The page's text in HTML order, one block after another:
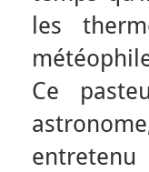
les
Ce